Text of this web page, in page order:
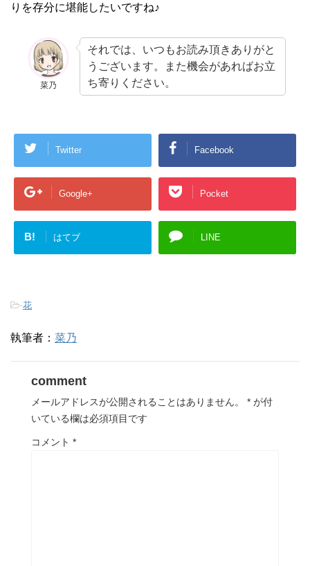
りを存分に堪能したいですね♪
菜乃
それでは、いつもお読み頂きありがと
うございます。また機会があればお立
ち寄りください。
Twitter Facebook
Google+ Pocket
B! はてブ LINE
-花
執筆者： 菜乃
comment
メールアドレスが公開されることはありません。 * が付
いている欄は必須項目です
コメント *